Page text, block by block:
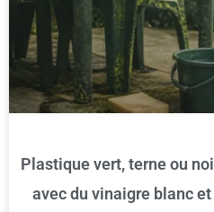
Plastique vert, terne ou
avec du vinaigre blanc